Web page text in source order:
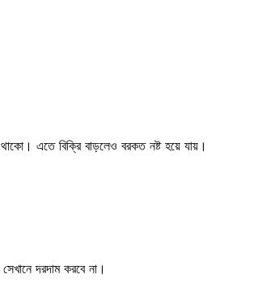
এতে বিক্রি বাড়লেও বরকত নষ্ট হয়ে যায়।
দরদাম করবে না।